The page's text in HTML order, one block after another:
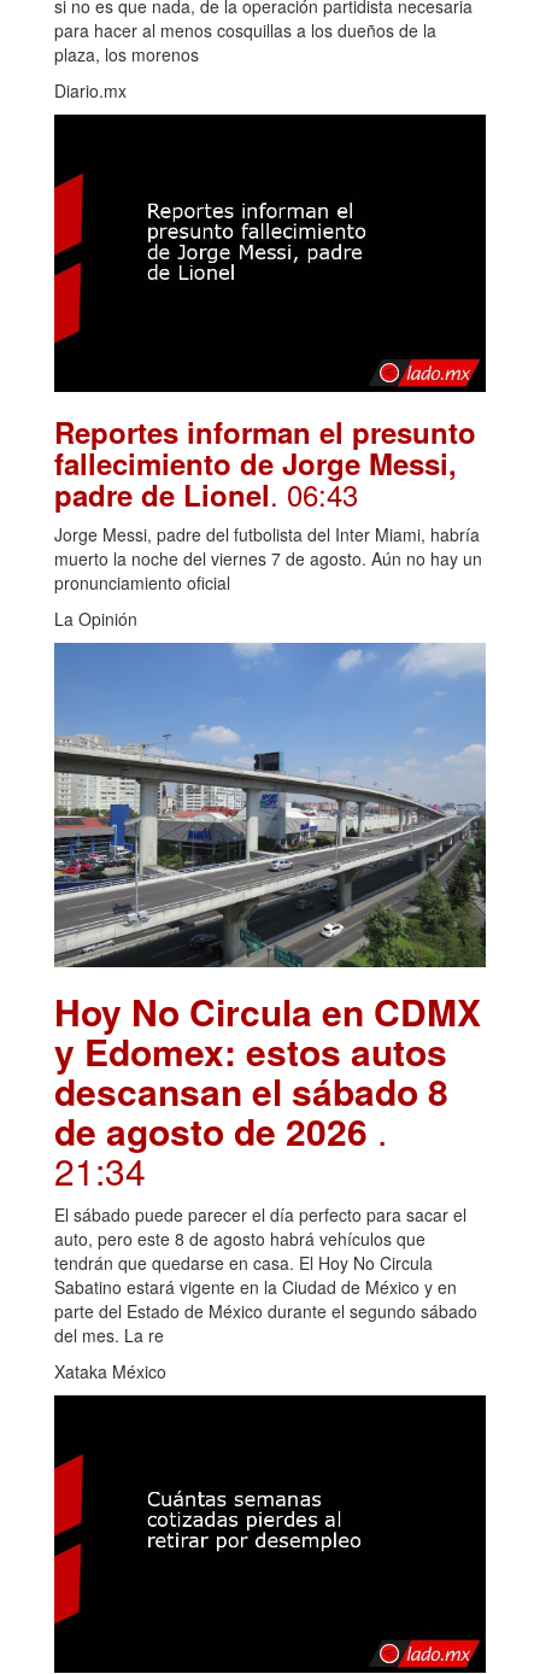
si no es que nada, de la operación partidista necesaria
para hacer al menos cosquillas a los dueños de la
plaza, los morenos
Diario.mx
Reportes informan el presunto
fallecimiento de Jorge Messi,
padre de Lionel. 06:43
Jorge Messi, padre del futbolista del Inter Miami, habría
muerto la noche del viernes 7 de agosto. Aún no hay un
pronunciamiento oficial
La Opinión
Hoy No Circula en CDMX
y Edomex: estos autos
descansan el sábado 8
de agosto de 2026 .
21:34
El sábado puede parecer el día perfecto para sacar el
auto, pero este 8 de agosto habrá vehículos que
tendrán que quedarse en casa. El Hoy No Circula
Sabatino estará vigente en la Ciudad de México y en
parte del Estado de México durante el segundo sábado
del mes. La re
Xataka México